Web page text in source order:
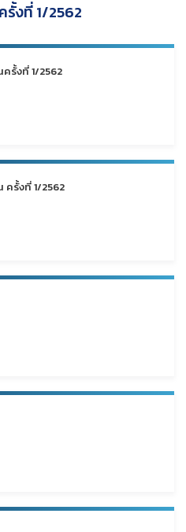
งที่ 1/2562
รั้งที่ 1/2562
รั้งที่ 1/2562